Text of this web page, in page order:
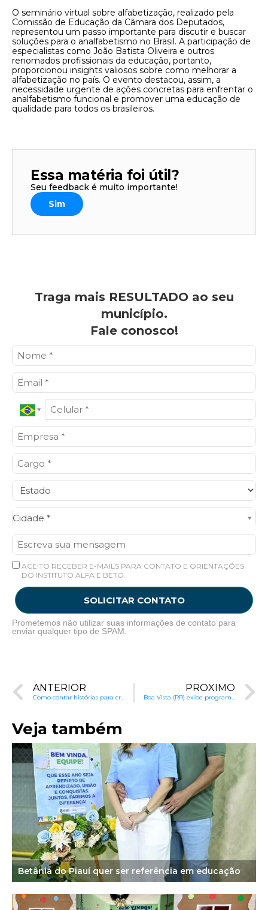
O seminário virtual sobre alfabetização, realizado pela
Comissão de Educação da Câmara dos Deputados,
representou um passo importante para discutir e buscar
soluções para o analfabetismo no Brasil. A participação de
especialistas como João Batista Oliveira e outros
renomados profissionais da educação, portanto,
proporcionou insights valiosos sobre como melhorar a
alfabetização no país. O evento destacou, assim, a
necessidade urgente de ações concretas para enfrentar o
analfabetismo funcional e promover uma educação de
qualidade para todos os brasileiros.
Essa matéria foi útil?
Seu feedback é muito importante!
Sim
Traga mais RESULTADO ao seu
município.
Fale conosco!
Cidade *
Cidade*
ACEITO RECEBER E-MAILS PARA CONTATO E ORIENTAÇÕES
DO INSTITUTO ALFA E BETO.
SOLICITAR CONTATO
Prometemos não utilizar suas informações de contato para
enviar qualquer tipo de SPAM.
ANTERIOR
Como contar histórias para crianças?
PRÓXIMO
Boa Vista (RR) exibe programa Alfa e Beto na TV – do 1° ao 5° ano em canal aberto local
Veja também
Betânia do Piauí quer ser referência em educação